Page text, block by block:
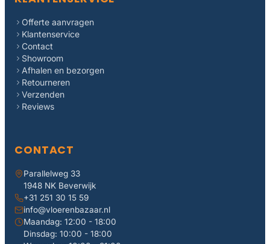
Offerte aanvragen
Klantenservice
Contact
Showroom
Afhalen en bezorgen
Retourneren
Verzenden
Reviews
CONTACT
Parallelweg 33
1948 NK Beverwijk
+31 251 30 15 59
info@vloerenbazaar.nl
Maandag: 12:00 - 18:00
Dinsdag: 10:00 - 18:00